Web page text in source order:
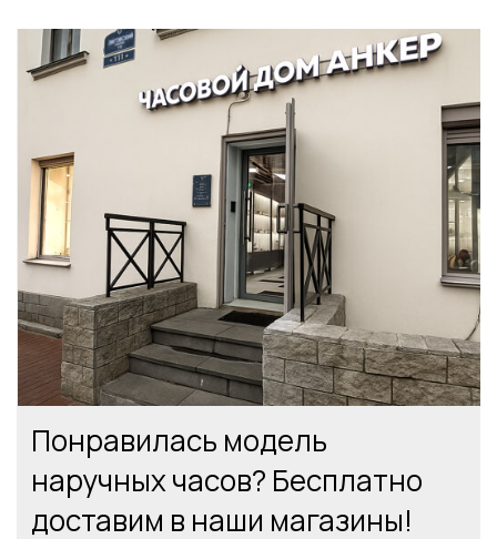
Понравилась модель
наручных часов? Бесплатно
доставим в наши магазины!